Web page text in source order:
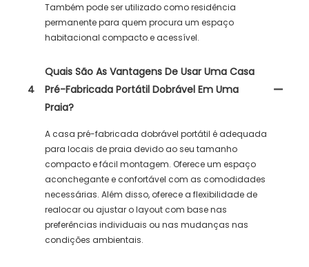
Também pode ser utilizado como residência
permanente para quem procura um espaço
habitacional compacto e acessível.
4
Quais São As Vantagens De Usar Uma Casa
Pré-Fabricada Portátil Dobrável Em Uma
Praia?
A casa pré-fabricada dobrável portátil é adequada
para locais de praia devido ao seu tamanho
compacto e fácil montagem. Oferece um espaço
aconchegante e confortável com as comodidades
necessárias. Além disso, oferece a flexibilidade de
realocar ou ajustar o layout com base nas
preferências individuais ou nas mudanças nas
condições ambientais.